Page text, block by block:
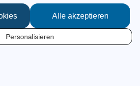
Alle akzeptieren
Personalisieren